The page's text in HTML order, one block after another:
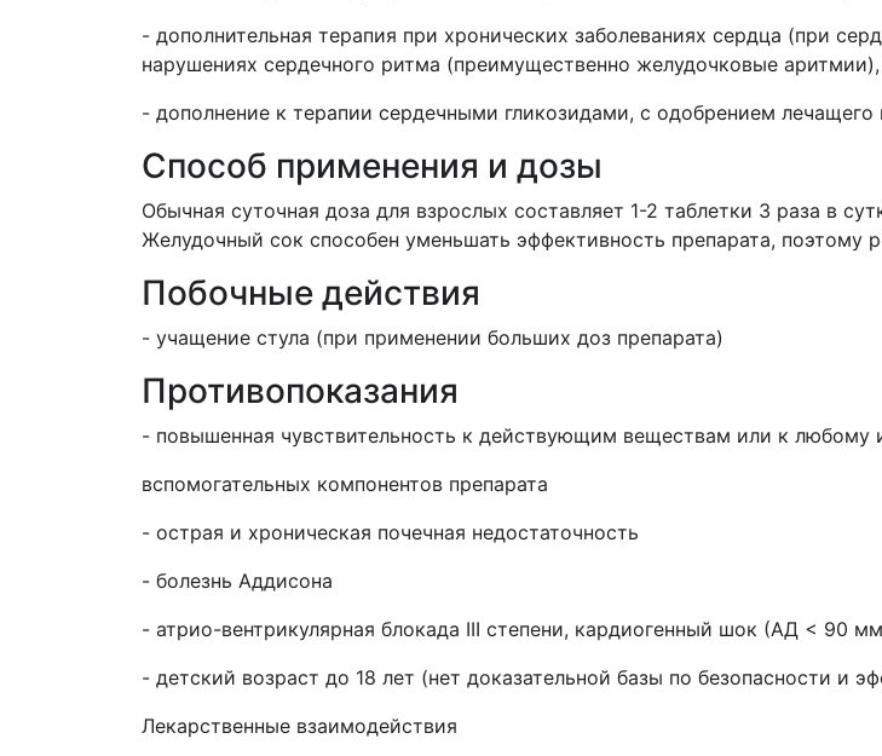
- дополнительная терапия при хронических заболеваниях сердца (при
нарушениях сердечного ритма (преимущественно желудочковые
- дополнение к терапии сердечными гликозидами, с одобрением лечащего
Способ применения и дозы
Обычная суточная доза для взрослых составляет 1-2 таблетки 3 раза в
Желудочный сок способен уменьшать эффективность препарата, поэтому
Побочные действия
- учащение стула (при применении больших доз препарата)
Противопоказания
- повышенная чувствительность к действующим веществам или к любому
вспомогательных компонентов препарата
- острая и хроническая почечная недостаточность
- болезнь Аддисона
- атрио-вентрикулярная блокада III степени, кардиогенный шок (АД < 90
- детский возраст до 18 лет (нет доказательной базы по безопасности и
Лекарственные взаимодействия